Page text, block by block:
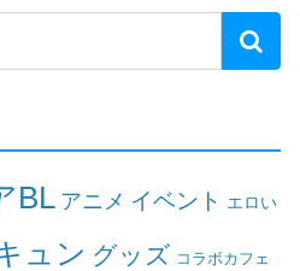
BL アニメ イベント エロい
ュン グッズ コラボカフェ